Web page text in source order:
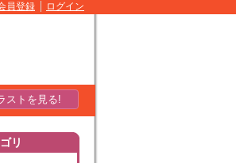
員登録 ログイン
トを見る!
リ